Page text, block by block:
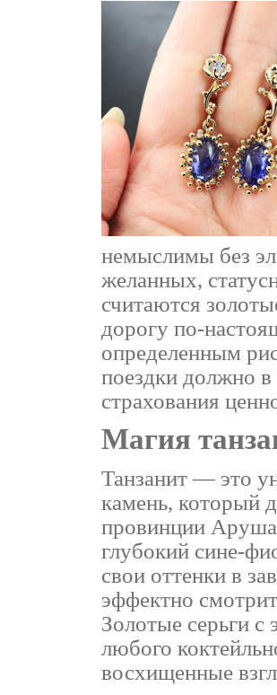
немыслимы без
желанных,
считаются
дорогу по-
определенным
поездки должно в
страхования
Магия
Танзанит — это
камень, который
провинции
глубокий сине-
свои оттенки в
эффектно
Золотые серьги
любого
восхищенные